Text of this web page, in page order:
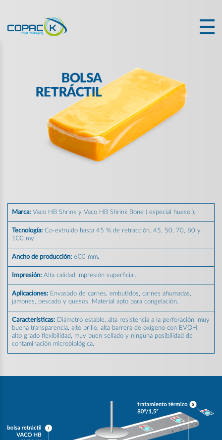
Marca: Vaco HB Shrink y Vaco HB Shrink Bone ( especial hueso ).
Tecnología: Co-extruido hasta 45 % de retracción. 45, 50, 70, 80 y
100 my.
Ancho de producción: 600 mm.
Impresión: Alta calidad impresión superficial.
Aplicaciones: Envasado de carnes, embutidos, carnes ahumadas,
jamones, pescado y quesos. Material apto para congelación.
Características: Diámetro estable, alta resistencia a la perforación, muy
buena transparencia, alto brillo, alta barrera de oxígeno con EVOH,
alto grado flexibilidad, muy buen sellado y ninguna posibilidad de
contaminación microbiológica.